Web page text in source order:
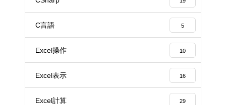
C言語 5
Excel操作 10
Excel表示 16
Excel計算 29